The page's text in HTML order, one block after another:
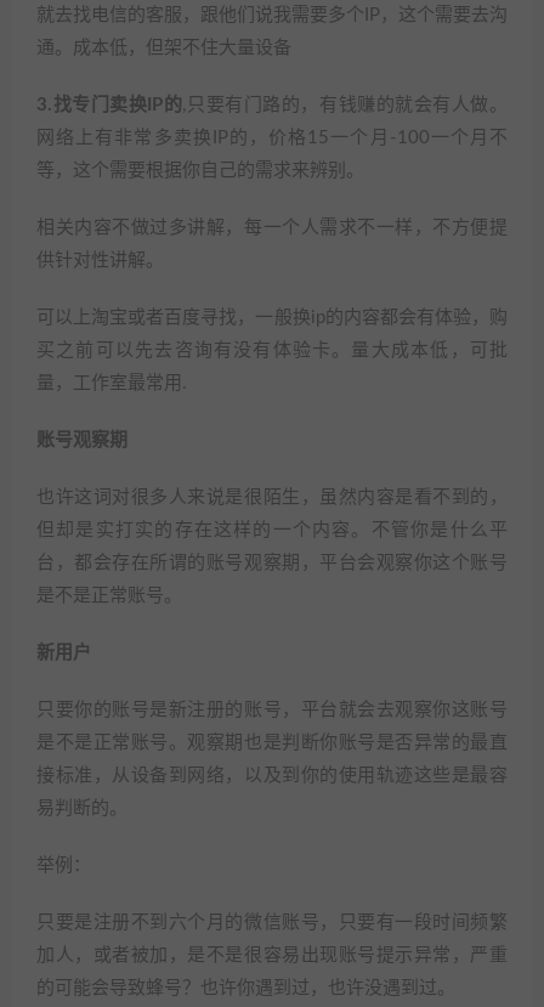
就去找电信的客服，跟他们说我需要多个IP，这个需要去沟
通。成本低，但架不住大量设备
3.找专门卖换IP的 ,只要有门路的，有钱赚的就会有人做。
网络上有非常多卖换IP的，价格15一个月-100一个月不
等，这个需要根据你自己的需求来辨别。
相关内容不做过多讲解，每一个人需求不一样，不方便提
供针对性讲解。
可以上淘宝或者百度寻找，一般换ip的内容都会有体验，购
买之前可以先去咨询有没有体验卡。量大成本低，可批
量，工作室最常用.
账号观察期
也许这词对很多人来说是很陌生，虽然内容是看不到的，
但却是实打实的存在这样的一个内容。不管你是什么平
台，都会存在所谓的账号观察期，平台会观察你这个账号
是不是正常账号。
新用户
只要你的账号是新注册的账号，平台就会去观察你这账号
是不是正常账号。观察期也是判断你账号是否异常的最直
接标准，从设备到网络，以及到你的使用轨迹这些是最容
易判断的。
举例：
只要是注册不到六个月的微信账号，只要有一段时间频繁
加人，或者被加，是不是很容易出现账号提示异常，严重
的可能会导致蜂号？也许你遇到过，也许没遇到过。